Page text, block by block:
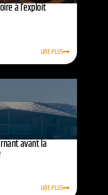
à l’exploit
LIRE PLUS
avant la
LIRE PLUS